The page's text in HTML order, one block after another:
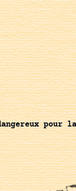
pour la